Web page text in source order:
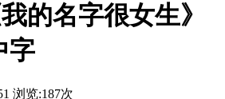
的名字很女生》
字
浏览:187次